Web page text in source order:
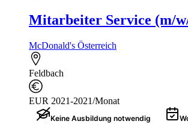
Mitarbeiter Service (m/
McDonald's Österreich
Feldbach
EUR 2021-2021/Monat
Keine Ausbildung notwendig